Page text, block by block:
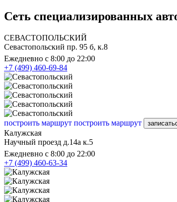
Сеть специализированных
СЕВАСТОПОЛЬСКИЙ
Севастопольский пр. 95 б, к.8
Ежедневно с 8:00 до 22:00
+7 (499) 460-69-84
построить маршрут построить маршрут
Калужская
Научный проезд д.14а к.5
Ежедневно с 8:00 до 22:00
+7 (499) 460-63-34